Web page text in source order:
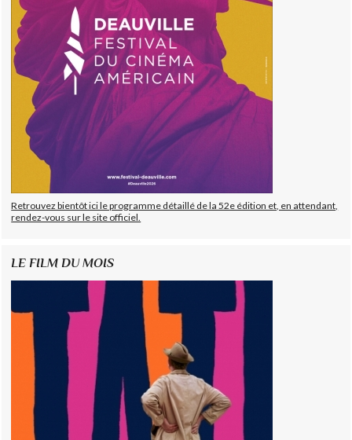
Retrouvez bientôt ici le programme détaillé de la 52e édition et, en attendant,
rendez-vous sur le site officiel.
LE FILM DU MOIS